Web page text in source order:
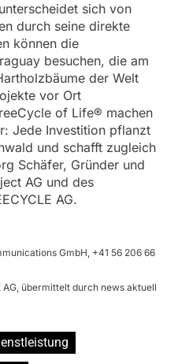
sich von
durch seine direkte
können die
besuchen, die am
der Welt
vor Ort
of Life® machen
Jede Investition pflanzt
und schafft zugleich
Schäfer, Gründer und
AG und des
AG.
GmbH, +41 56 206 66
AG, übermittelt durch news aktuell